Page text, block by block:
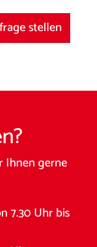
stellen
Ihnen gerne
7.30 Uhr bis